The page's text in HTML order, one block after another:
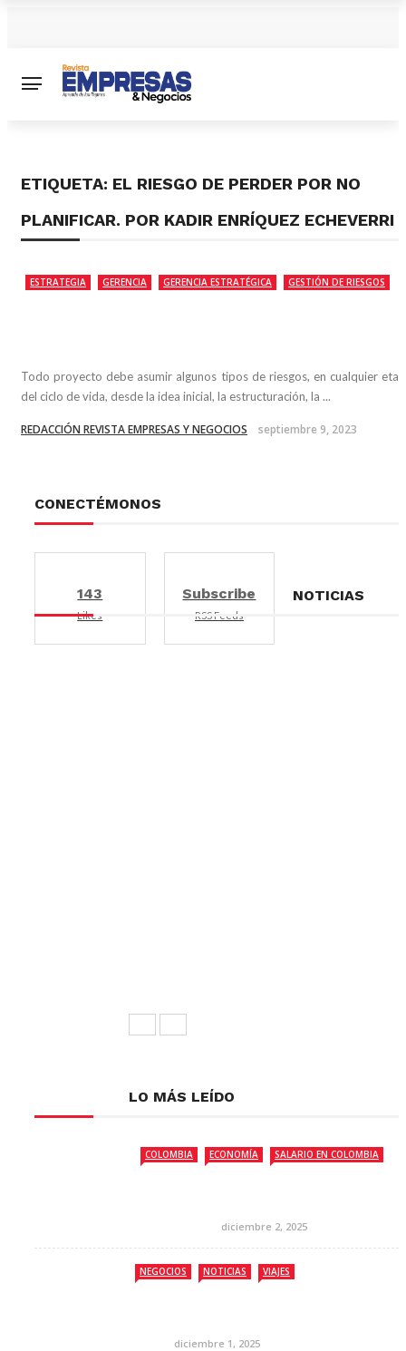
ETIQUETA: EL RIESGO DE PERDER POR NO
PLANIFICAR. POR KADIR ENRÍQUEZ ECHEVERRI
ESTRATEGIA GERENCIA GERENCIA ESTRATÉGICA
GESTIÓN DE RIESGOS
Todo proyecto debe asumir algunos tipos de riesgos, en cualquier
del ciclo de vida, desde la idea inicial, la estructuración, la ...
REDACCIÓN REVISTA EMPRESAS Y NEGOCIOS septiembre 9, 2023
CONECTÉMONOS
143
Likes
Subscribe
RSS Feeds
NOTICIAS
LO MÁS LEÍDO
COLOMBIA ECONOMÍA SALARIO EN COLOMBIA
diciembre 2, 2025
NEGOCIOS NOTICIAS VIAJES
diciembre 1, 2025